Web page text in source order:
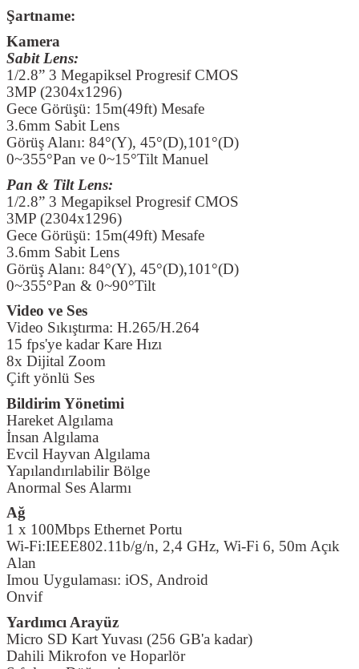
Şartname:
Kamera
Sabit Lens:
1/2.8” 3 Megapiksel Progresif CMOS
3MP (2304x1296)
Gece Görüşü: 15m(49ft) Mesafe
3.6mm Sabit Lens
Görüş Alanı: 84°(Y), 45°(D),101°(D)
0~355°Pan ve 0~15°Tilt Manuel
Pan & Tilt Lens:
1/2.8” 3 Megapiksel Progresif CMOS
3MP (2304x1296)
Gece Görüşü: 15m(49ft) Mesafe
3.6mm Sabit Lens
Görüş Alanı: 84°(Y), 45°(D),101°(D)
0~355°Pan & 0~90°Tilt
Video ve Ses
Video Sıkıştırma: H.265/H.264
15 fps'ye kadar Kare Hızı
8x Dijital Zoom
Çift yönlü Ses
Bildirim Yönetimi
Hareket Algılama
İnsan Algılama
Evcil Hayvan Algılama
Yapılandırılabilir Bölge
Anormal Ses Alarmı
Ağ
1 x 100Mbps Ethernet Portu
Wi-Fi:IEEE802.11b/g/n, 2,4 GHz, Wi-Fi 6, 50m Açık
Alan
Imou Uygulaması: iOS, Android
Onvif
Yardımcı Arayüz
Micro SD Kart Yuvası (256 GB'a kadar)
Dahili Mikrofon ve Hoparlör